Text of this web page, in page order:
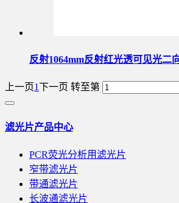
反射1064mm反射红光透可见光二
上一页1下一页 转至第
滤光片产品中心
PCR荧光分析用滤光片
窄带滤光片
带通滤光片
长波通滤光片